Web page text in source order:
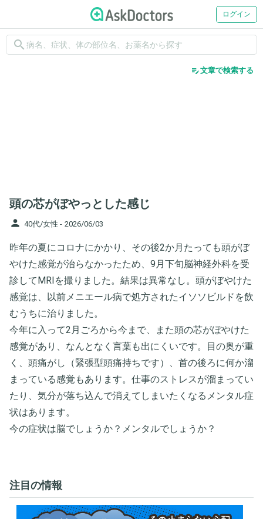
ログイン
search
edit_note文章で検索する
頭の芯がぼやっとした感じ
person 40代/女性 - 2026/06/03
昨年の夏にコロナにかかり、その後2か月たっても頭がぼ
やけた感覚が治らなかったため、9月下旬脳神経外科を受
診してMRIを撮りました。結果は異常なし。頭がぼやけた
感覚は、以前メニエール病で処方されたイソソビルドを飲
むうちに治りました。
今年に入って2月ごろから今まで、また頭の芯がぼやけた
感覚があり、なんとなく言葉も出にくいです。目の奥が重
く、頭痛がし（緊張型頭痛持ちです）、首の後ろに何か溜
まっている感覚もあります。仕事のストレスが溜まってい
たり、気分が落ち込んで消えてしまいたくなるメンタル症
状はあります。
今の症状は脳でしょうか？メンタルでしょうか？
注目の情報